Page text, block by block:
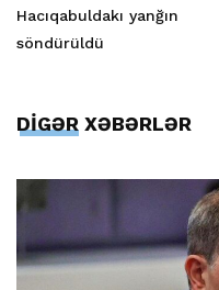
Hacıqabuldakı yanğın
söndürüldü
DİGƏR XƏBƏRLƏR